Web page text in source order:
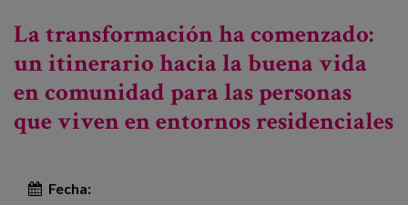
La transformación ha comenzado:
un itinerario hacia la buena vida
en comunidad para las personas
que viven en entornos residenciales
Fecha: